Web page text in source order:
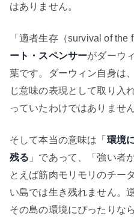
はありません。
「適者生存（survival of the
ート・スペンサーがダーウ
葉です。ダーウィン自身は
じ意味の表現として取り入
っていたわけではありません
そして本当の意味は「 環境
残る 」であって、「強い者
とえば筋肉モリモリのチー
い島では生き残れません。
その島の環境にぴったりな